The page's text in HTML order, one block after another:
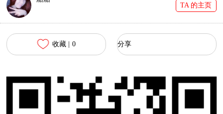
TA 的主页
收藏 | 0 分享